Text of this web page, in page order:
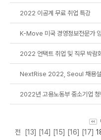
2022 이공계 무료 취업 특강
2022 언택트 취업 및 직무 박람
NextRise 2022, Seoul 채용설
2022년 고용노동부 중소기업 청
전
[13] [14] [15] [16] [17]